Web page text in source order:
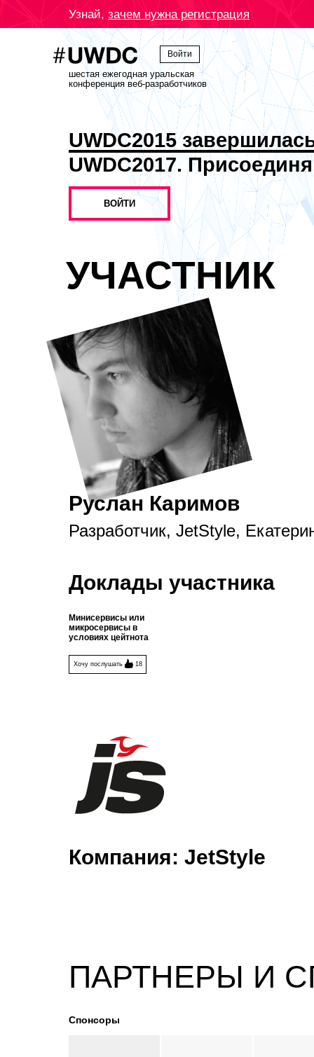
Узнай, зачем нужна регистрация
Войти
шестая ежегодная уральская
конференция веб-разработчиков
UWDC2015
UWDC2017.
ВОЙТИ
УЧАСТНИК
Руслан Каримов
Разработчик, JetStyle,
Доклады участника
Минисервисы или
микросервисы в
условиях цейтнота
Хочу послушать 18
Компания: JetStyle
ПАРТНЕРЫ И
Спонсоры